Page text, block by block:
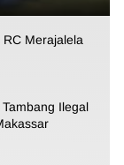
Merajalela
Ilegal